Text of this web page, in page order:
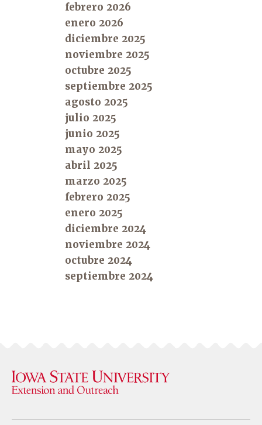
febrero 2026
enero 2026
diciembre 2025
noviembre 2025
octubre 2025
septiembre 2025
agosto 2025
julio 2025
junio 2025
mayo 2025
abril 2025
marzo 2025
febrero 2025
enero 2025
diciembre 2024
noviembre 2024
octubre 2024
septiembre 2024